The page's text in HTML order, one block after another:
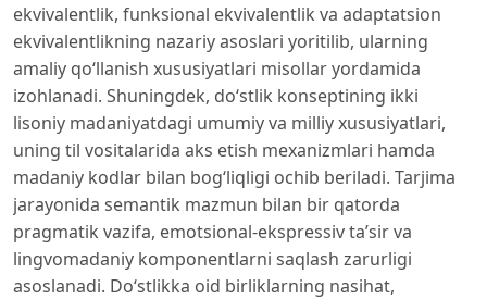
ekvivalentlik, funksional ekvivalentlik va adaptatsion
ekvivalentlikning nazariy asoslari yoritilib, ularning
amaliy qo‘llanish xususiyatlari misollar yordamida
izohlanadi. Shuningdek, do‘stlik konseptining ikki
lisoniy madaniyatdagi umumiy va milliy xususiyatlari,
uning til vositalarida aks etish mexanizmlari hamda
madaniy kodlar bilan bog‘liqligi ochib beriladi. Tarjima
jarayonida semantik mazmun bilan bir qatorda
pragmatik vazifa, emotsional-ekspressiv ta’sir va
lingvomadaniy komponentlarni saqlash zarurligi
asoslanadi. Do‘stlikka oid birliklarning nasihat,